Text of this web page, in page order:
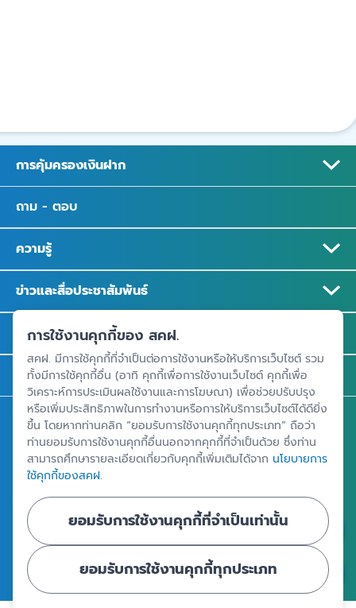
การคุ้มครองเงินฝาก
ถาม - ตอบ
ความรู้
ข่าวและสื่อประชาสัมพันธ์
รู้จัก สคฝ.
ติดต่อ สคฝ.
สถาบันคุ้มครองเงินฝาก
อาคารเอสเจ อินฟินิท วัน บิสซิเนสคอมเพล็กซ์ ชั้น 25 - 27 เลขที่ 349
ถนนวิภาวดีรังสิต แขวงจอมพล เขตจตุจักร กรุงเทพฯ 10900
ศูนย์ข้อมูลคุ้มครองเงินฝาก
การใช้งานคุกกี้ของ สคฝ.
สคฝ. มีการใช้คุกกี้ที่จำเป็นต่อการใช้งานหรือให้บริการเว็บไซต์ รวม
ทั้งมีการใช้คุกกี้อื่น (อาทิ คุกกี้เพื่อการใช้งานเว็บไซต์ คุกกี้เพื่อ
วิเคราะห์การประเมินผลใช้งานและการโฆษณา) เพื่อช่วยปรับปรุง
หรือเพิ่มประสิทธิภาพในการทำงานหรือการให้บริการเว็บไซต์ได้ดียิ่ง
ขึ้น โดยหากท่านคลิก “ยอมรับการใช้งานคุกกี้ทุกประเภท” ถือว่า
ท่านยอมรับการใช้งานคุกกี้อื่นนอกจากคุกกี้ที่จำเป็นด้วย ซึ่งท่าน
สามารถศึกษารายละเอียดเกี่ยวกับคุกกี้เพิ่มเติมได้จาก นโยบายการ
ใช้คุกกี้ของสคฝ.
ยอมรับการใช้งานคุกกี้ที่จำเป็นเท่านั้น
ยอมรับการใช้งานคุกกี้ทุกประเภท